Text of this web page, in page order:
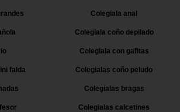
Colegiala anal
Colegiala coño depilado
Colegiala con gafitas
falda Colegialas coño peludo
Colegialas bragas
Colegialas calcetines